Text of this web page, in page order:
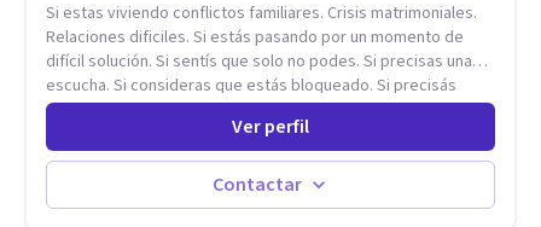
Si estas viviendo conflictos familiares. Crisis matrimoniales.
Relaciones dificiles. Si estás pasando por un momento de
difícil solución. Si sentís que solo no podes. Si precisas una
escucha. Si consideras que estás bloqueado. Si precisás
comprensión. Si no logras definir proyectos, objetivos,
sueños, deseos. Si pensás que lo que te pasa no es tan
grave, pero podría ayudar. Si estás en adicciones y tu
intención es hacer algo con lo que te está pasando. No dudes
en comunicarte a fin de comenzar a resolver la situación que
Ver perfil
Contactar